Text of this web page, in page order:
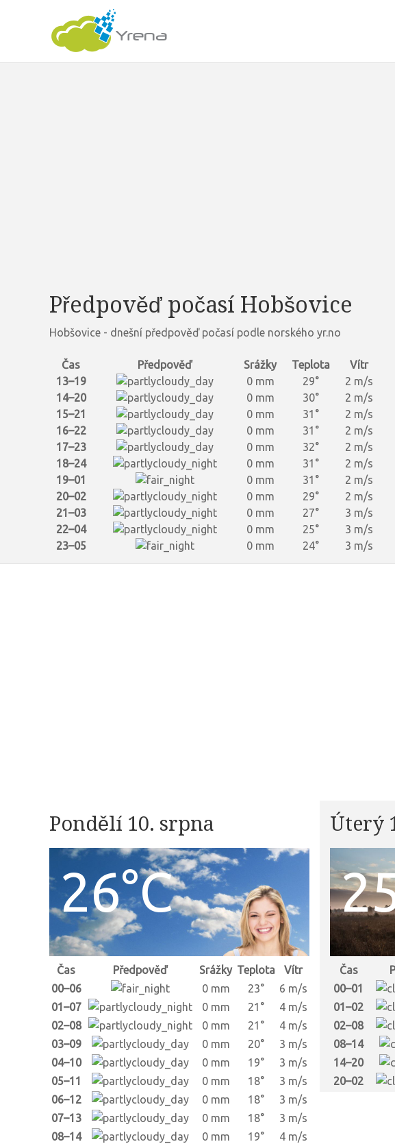
Předpověď počasí Hobšovice
Hobšovice - dnešní předpověď počasí podle norského yr.no
Čas Předpověď Srážky Teplota
Vítr
13–19
0 mm 29°
2 m/s
14–20
0 mm 30°
2 m/s
15–21
0 mm 31°
2 m/s
16–22
0 mm 31°
2 m/s
17–23
0 mm 32°
2 m/s
18–24
0 mm 31°
2 m/s
19–01
0 mm 31°
2 m/s
20–02
0 mm 29°
2 m/s
21–03
0 mm 27°
3 m/s
22–04
0 mm 25°
3 m/s
23–05
0 mm 24° 3 m/s
Pondělí 10. srpna
26°C
Čas Předpověď Srážky Teplota
Vítr
00–06
0 mm 23°
6 m/s
01–07
0 mm 21°
4 m/s
02–08
0 mm 21°
4 m/s
03–09
0 mm 20°
3 m/s
04–10
0 mm 19°
3 m/s
05–11
0 mm 18°
3 m/s
06–12
0 mm 18°
3 m/s
07–13
0 mm 18°
3 m/s
08–14
0 mm 19°
4 m/s
Úterý
Čas
00–01
01–02
02–08
08–14
14–20
20–02